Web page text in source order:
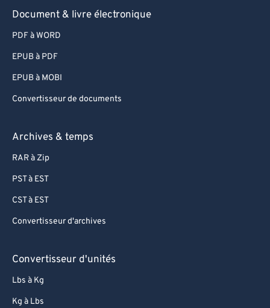
Document & livre électronique
PDF à WORD
EPUB à PDF
EPUB à MOBI
Convertisseur de documents
Archives & temps
RAR à Zip
PST à EST
CST à EST
Convertisseur d'archives
Convertisseur d'unités
Lbs à Kg
Kg à Lbs